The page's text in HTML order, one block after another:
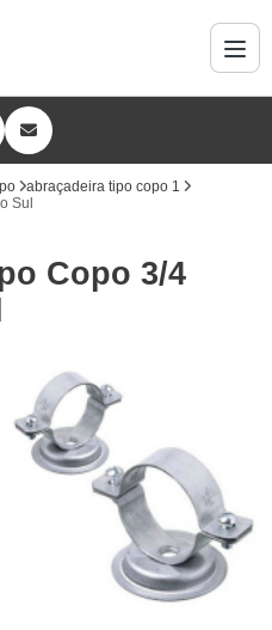
abraçadeira tipo copo 1
Sul
Copo 3/4